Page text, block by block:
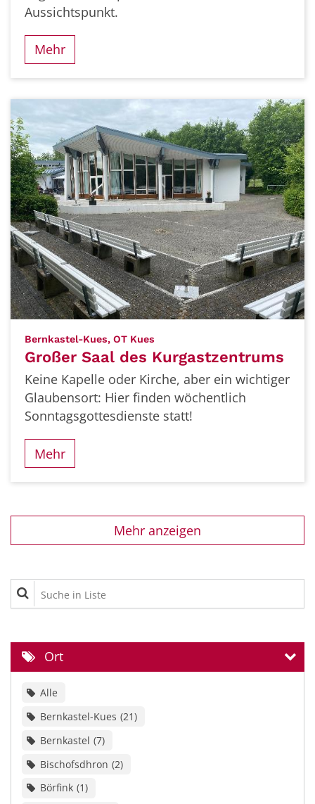
Aussichtspunkt.
Mehr
Bernkastel-Kues, OT Kues
Großer Saal des Kurgastzentrums
Keine Kapelle oder Kirche, aber ein wichtiger
Glaubensort: Hier finden wöchentlich
Sonntagsgottesdienste statt!
Mehr
Mehr anzeigen
Suche in Liste
Ort
Alle
Bernkastel-Kues 21
Bernkastel 7
Bischofsdhron 2
Börfink 1